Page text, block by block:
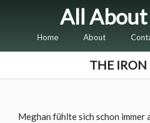
All
Home About
THE
Meghan fühlte sich schon immer